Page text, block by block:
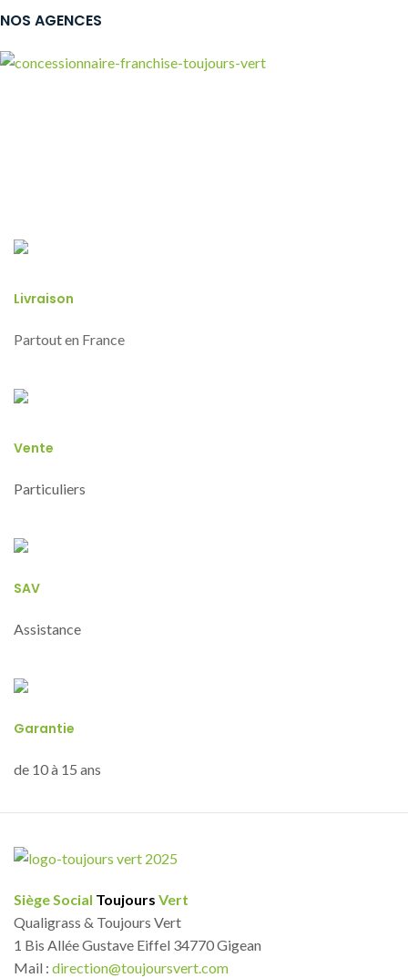
NOS AGENCES
Livraison
Partout en France
Vente
Particuliers
SAV
Assistance
Garantie
de 10 à 15 ans
Siège Social Toujours Vert
Qualigrass & Toujours Vert
1 Bis Allée Gustave Eiffel 34770 Gigean
Mail : direction@toujoursvert.com